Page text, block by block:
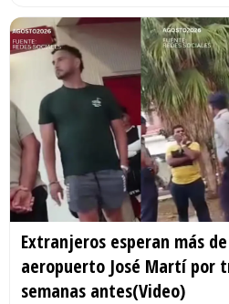
Extranjeros esperan más
aeropuerto José Martí por
semanas antes(Video)